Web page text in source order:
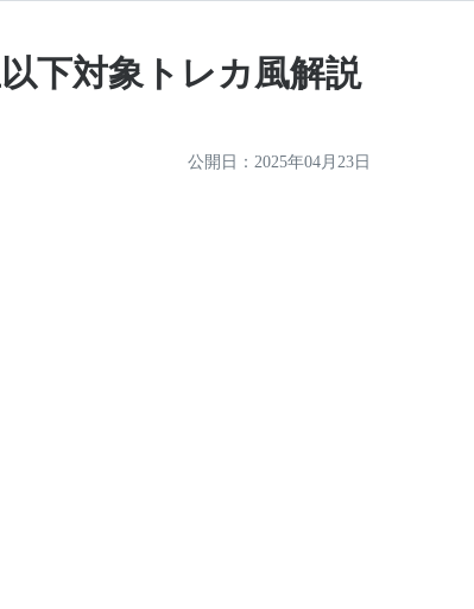
下対象トレカ風解説
公開日： 2025年04月23日